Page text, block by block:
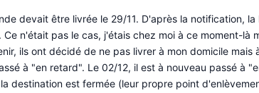
devait être livrée le 29/11. D'après la notification,
Ce n'était pas le cas, j'étais chez moi à ce moment-là
ils ont décidé de ne pas livrer à mon domicile
à "en retard". Le 02/12, il est à nouveau passé à
destination est fermée (leur propre point